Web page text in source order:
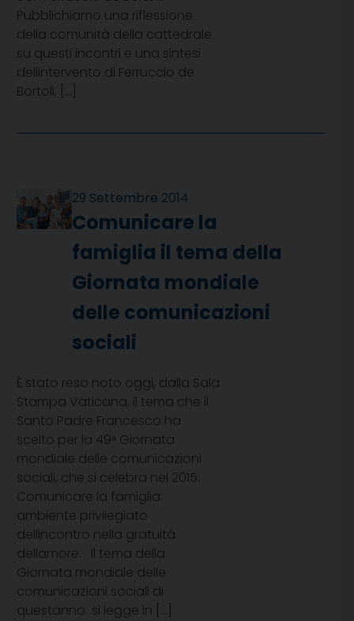
Pubblichiamo una riflessione
della comunità della cattedrale
su questi incontri e una sintesi
dellintervento di Ferruccio de
Bortoli, […]
29 Settembre 2014
Comunicare la
famiglia il tema della
Giornata mondiale
delle comunicazioni
sociali
È stato reso noto oggi, dalla Sala
Stampa Vaticana, il tema che il
Santo Padre Francesco ha
scelto per la 49ᵃ Giornata
mondiale delle comunicazioni
sociali, che si celebra nel 2015:
Comunicare la famiglia:
ambiente privilegiato
dellincontro nella gratuità
dellamore. Il tema della
Giornata mondiale delle
comunicazioni sociali di
questanno  si legge in […]